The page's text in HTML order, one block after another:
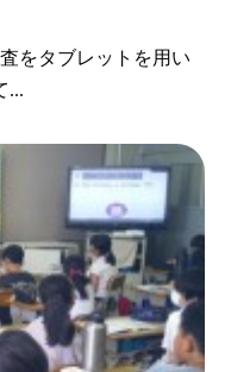
をタブレットを用い
...